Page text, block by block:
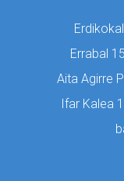
Errabal
Aita Agirre
Ifar Kalea